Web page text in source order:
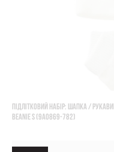
ПІДЛІТКОВИЙ НАБІР: ШАПКА / РУКАВИЦІ
BEANIE S (9A0869-782)